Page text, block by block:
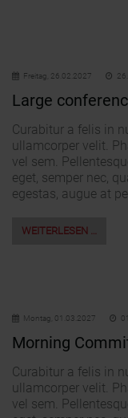
Freitag, 26.02.2027
Large
Curabitur a felis in
ullamcorper velit.
vel sem.
eget, semper nec,
egestas, augue at
WEITERLESEN …
Montag, 01.03.2027
Morning
Curabitur a felis in
ullamcorper velit.
vel sem.